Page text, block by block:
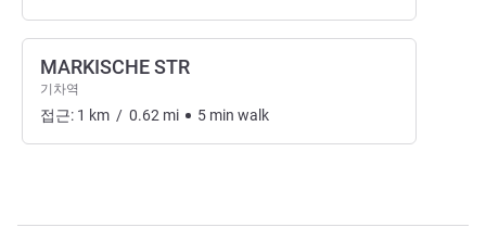
MARKISCHE STR
기차역
접근: 1 km / 0.62 mi 5 min walk